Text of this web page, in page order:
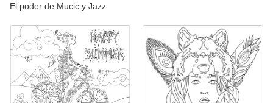
El poder de Mucic y Jazz